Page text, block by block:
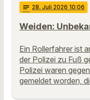
notes 28. Juli 2026 10:06
Weiden:
Ein Rollerfahrer ist
der Polizei zu Fuß
Polizei waren
gemeldet worden,